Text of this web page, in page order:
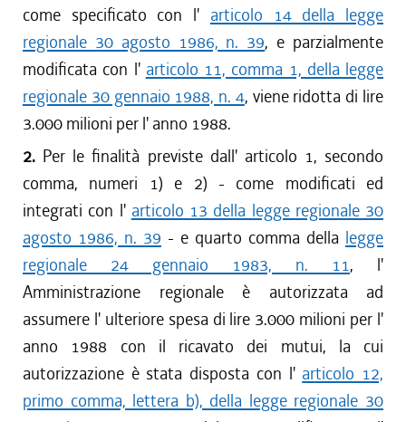
come specificato con l' articolo 14 della legge
regionale 30 agosto 1986, n. 39, e parzialmente
modificata con l' articolo 11, comma 1, della legge
regionale 30 gennaio 1988, n. 4, viene ridotta di lire
3.000 milioni per l' anno 1988.
2. Per le finalità previste dall' articolo 1, secondo
comma, numeri 1) e 2) - come modificati ed
integrati con l' articolo 13 della legge regionale 30
agosto 1986, n. 39 - e quarto comma della legge
regionale 24 gennaio 1983, n. 11, l'
Amministrazione regionale è autorizzata ad
assumere l' ulteriore spesa di lire 3.000 milioni per l'
anno 1988 con il ricavato dei mutui, la cui
autorizzazione è stata disposta con l' articolo 12,
primo comma, lettera b), della legge regionale 30